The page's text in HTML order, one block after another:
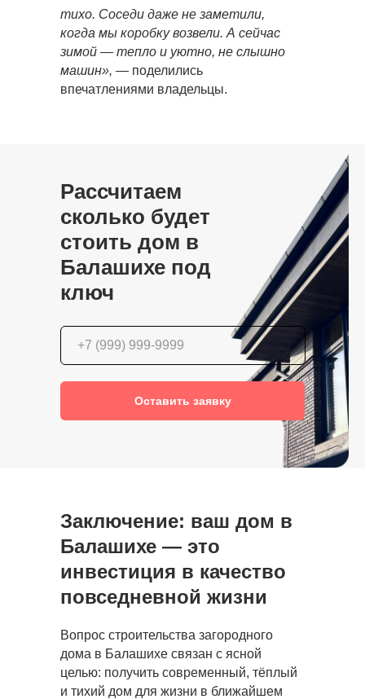
тихо. Соседи даже не заметили,
когда мы коробку возвели. А сейчас
зимой — тепло и уютно, не слышно
машин», — поделились
впечатлениями владельцы.
Рассчитаем
сколько будет
стоить дом в
Балашихе под
ключ
Оставить заявку
Вопрос строительства загородного
дома в Балашихе связан с ясной
целью: получить современный, тёплый
и тихий дом для жизни в ближайшем
Заключение: ваш дом в
Балашихе — это
инвестиция в качество
повседневной жизни